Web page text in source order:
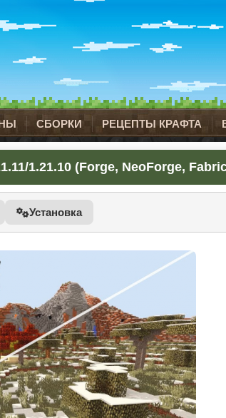
СБОРКИ РЕЦЕПТЫ КРАФТА
1.21.10 (Forge, NeoForge,
Установка